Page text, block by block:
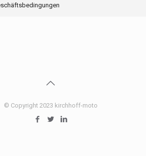
© Copyright 2023 kirchhoff-moto